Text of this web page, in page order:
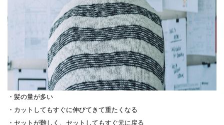
・髪の量が多い
・カットしてもすぐに伸びてきて重たくなる
・セットが難しく、セットしてもすぐ元に戻る